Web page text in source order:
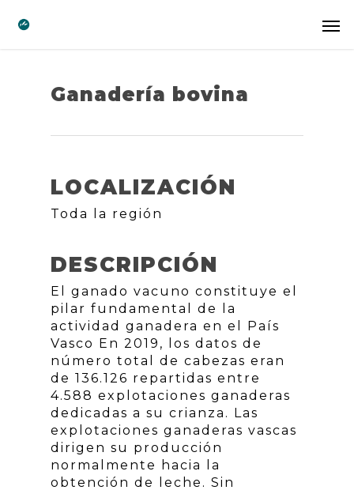
Ganadería bovina
LOCALIZACIÓN
Toda la región
DESCRIPCIÓN
El ganado vacuno constituye el
pilar fundamental de la
actividad ganadera en el País
Vasco En 2019, los datos de
número total de cabezas eran
de 136.126 repartidas entre
4.588 explotaciones ganaderas
dedicadas a su crianza. Las
explotaciones ganaderas vascas
dirigen su producción
normalmente hacia la
obtención de leche. Sin